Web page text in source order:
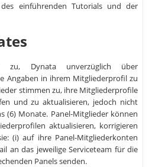
einführenden Tutorials und der
zu, Dynata unverzüglich über
Angaben in ihrem Mitgliederprofil zu
stimmen zu, ihre Mitgliederprofile
und zu aktualisieren, jedoch nicht
(6) Monate. Panel-Mitglieder können
aktualisieren, korrigieren
(i) auf ihre Panel-Mitgliederkonten
an das jeweilige Serviceteam für die
Panels senden.